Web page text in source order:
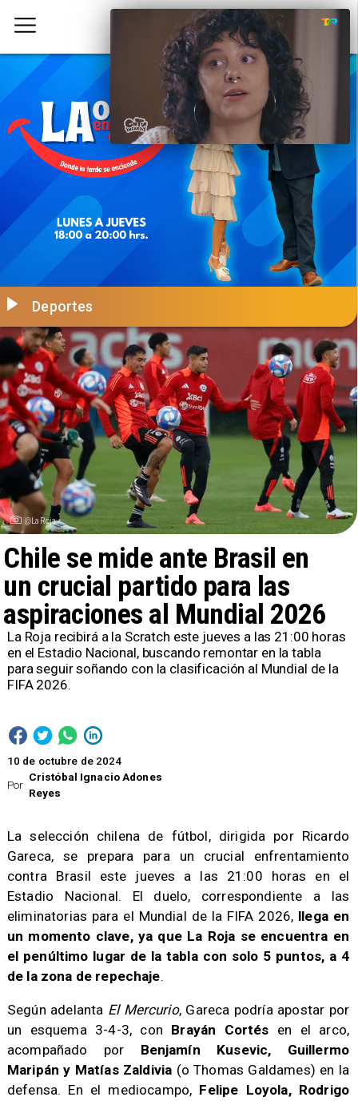
@LaRoja
Por
Cristóbal Ignacio Adones
Reyes
Chile se mide ante Brasil en
un crucial partido para las
aspiraciones al Mundial 2026
Deportes
10 de octubre de 2024
​La Roja recibirá a la Scratch este jueves a las 21:00 horas
en el Estadio Nacional, buscando remontar en la tabla
para seguir soñando con la clasificación al Mundial de la
FIFA 2026.
La selección chilena de fútbol, dirigida por Ricardo
Gareca, se prepara para un crucial enfrentamiento
contra Brasil este jueves a las 21:00 horas en el
Estadio Nacional. El duelo, correspondiente a las
eliminatorias para el Mundial de la FIFA 2026, llega en
un momento clave, ya que La Roja se encuentra en
el penúltimo lugar de la tabla con solo 5 puntos, a 4
de la zona de repechaje.
Según adelanta El Mercurio, Gareca podría apostar por
un esquema 3-4-3, con Brayán Cortés en el arco,
acompañado por Benjamín Kusevic, Guillermo
Maripán y Matías Zaldivia (o Thomas Galdames) en la
defensa. En el mediocampo, Felipe Loyola, Rodrigo